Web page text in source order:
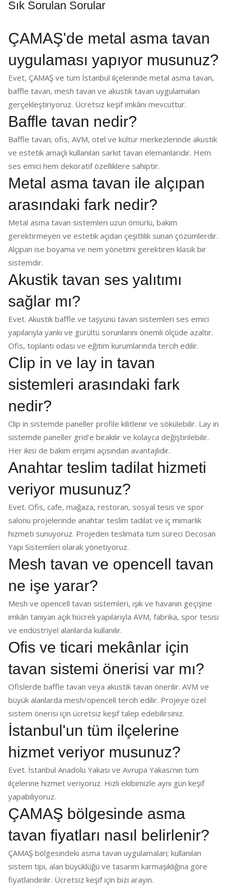
Sık Sorulan Sorular
ÇAMAŞ'de metal asma tavan
uygulaması yapıyor musunuz?
Evet, ÇAMAŞ ve tüm İstanbul ilçelerinde metal asma tavan,
baffle tavan, mesh tavan ve akustik tavan uygulamaları
gerçekleştiriyoruz. Ücretsiz keşif imkânı mevcuttur.
Baffle tavan nedir?
Baffle tavan; ofis, AVM, otel ve kültür merkezlerinde akustik
ve estetik amaçlı kullanılan sarkıt tavan elemanlarıdır. Hem
ses emici hem dekoratif özelliklere sahiptir.
Metal asma tavan ile alçıpan
arasındaki fark nedir?
Metal asma tavan sistemleri uzun ömürlü, bakım
gerektirmeyen ve estetik açıdan çeşitlilik sunan çözümlerdir.
Alçıpan ise boyama ve nem yönetimi gerektiren klasik bir
sistemdir.
Akustik tavan ses yalıtımı
sağlar mı?
Evet. Akustik baffle ve taşyünü tavan sistemleri ses emici
yapılarıyla yankı ve gürültü sorunlarını önemli ölçüde azaltır.
Ofis, toplantı odası ve eğitim kurumlarında tercih edilir.
Clip in ve lay in tavan
sistemleri arasındaki fark
nedir?
Clip in sistemde paneller profile kilitlenir ve sökülebilir. Lay in
sistemde paneller grid'e bırakılır ve kolayca değiştirilebilir.
Her ikisi de bakım erişimi açısından avantajlıdır.
Anahtar teslim tadilat hizmeti
veriyor musunuz?
Evet. Ofis, cafe, mağaza, restoran, sosyal tesis ve spor
salonu projelerinde anahtar teslim tadilat ve iç mimarlık
hizmeti sunuyoruz. Projeden teslimata tüm süreci Decosan
Yapı Sistemleri olarak yönetiyoruz.
Mesh tavan ve opencell tavan
ne işe yarar?
Mesh ve opencell tavan sistemleri, ışık ve havanın geçişine
imkân tanıyan açık hücreli yapılarıyla AVM, fabrika, spor tesisi
ve endüstriyel alanlarda kullanılır.
Ofis ve ticari mekânlar için
tavan sistemi önerisi var mı?
Ofislerde baffle tavan veya akustik tavan önerilir. AVM ve
büyük alanlarda mesh/opencell tercih edilir. Projeye özel
sistem önerisi için ücretsiz keşif talep edebilirsiniz.
İstanbul'un tüm ilçelerine
hizmet veriyor musunuz?
Evet. İstanbul Anadolu Yakası ve Avrupa Yakası'nın tüm
ilçelerine hizmet veriyoruz. Hızlı ekibimizle aynı gün keşif
yapabiliyoruz.
ÇAMAŞ bölgesinde asma
tavan fiyatları nasıl belirlenir?
ÇAMAŞ bölgesindeki asma tavan uygulamaları; kullanılan
sistem tipi, alan büyüklüğü ve tasarım karmaşıklığına göre
fiyatlandırılır. Ücretsiz keşif için bizi arayın.